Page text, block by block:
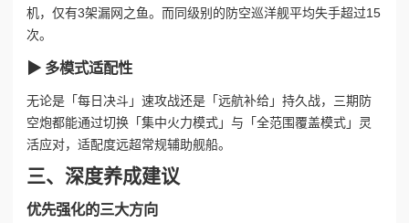
机，仅有3架漏网之鱼。而同级别的防空巡洋舰平均失手超过15
次。
▶ 多模式适配性
无论是「每日决斗」速攻战还是「远航补给」持久战，三期防
空炮都能通过切换「集中火力模式」与「全范围覆盖模式」灵
活应对，适配度远超常规辅助舰船。
三、深度养成建议
优先强化的三大方向